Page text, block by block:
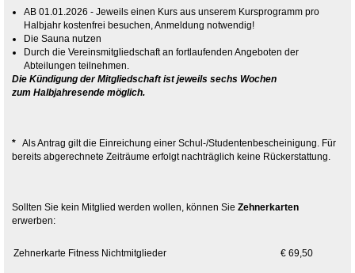
AB 01.01.2026 - Jeweils einen Kurs aus unserem Kursprogramm pro
Halbjahr kostenfrei besuchen, Anmeldung notwendig!
Die Sauna nutzen
Durch die Vereinsmitgliedschaft an fortlaufenden Angeboten der
Abteilungen teilnehmen.
Die Kündigung der Mitgliedschaft ist jeweils sechs Wochen
zum Halbjahresende möglich.
* Als Antrag gilt die Einreichung einer Schul-/Studentenbescheinigung. Für
bereits abgerechnete Zeiträume erfolgt nachträglich keine Rückerstattung.
Sollten Sie kein Mitglied werden wollen, können Sie Zehnerkarten
erwerben:
Zehnerkarte Fitness Nichtmitglieder € 69,50